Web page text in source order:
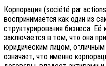
Корпорация (société par
воспринимается как один из
структурирования бизнеса.
заключается в том, что она
юридическим лицом,
означает, что именно